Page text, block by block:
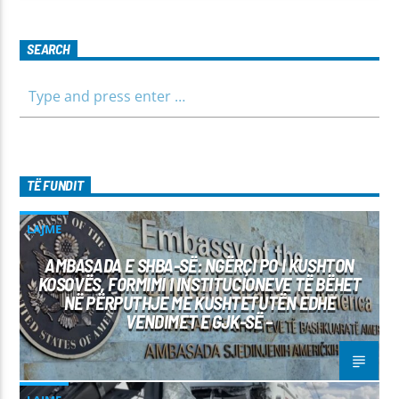
SEARCH
TË FUNDIT
LAJME
AMBASADA E SHBA-SË: NGËRÇI PO I KUSHTON
KOSOVËS, FORMIMI I INSTITUCIONEVE TË BËHET
NË PËRPUTHJE ME KUSHTETUTËN EDHE
VENDIMET E GJK-SË –